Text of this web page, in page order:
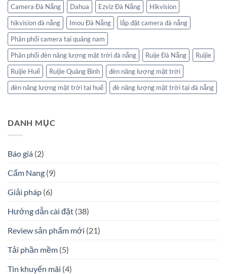
Camera Đà Nẵng Dahua Ezviz Đà Nẵng
Hikvision
hikvision đà nẵng
Imou Đà Nẵng
lắp đặt camera đà nẵng
Phân phối camera tại quảng nam
Phân phối đèn năng lượng mặt trời đà nẵng
Ruije Đà Nẵng
Ruijie
Ruijie Huế
Ruijie Quảng Bình
đèn năng lượng mặt trời
đèn năng lượng mặt trời tại huế
đè năng lượng mặt trời tại đà nẵng
DANH MỤC
Báo giá (2)
Cẩm Nang (9)
Giải pháp (6)
Hướng dẫn cài đặt (38)
Review sản phẩm mới (21)
Tải phần mềm (5)
Tin khuyến mãi (4)